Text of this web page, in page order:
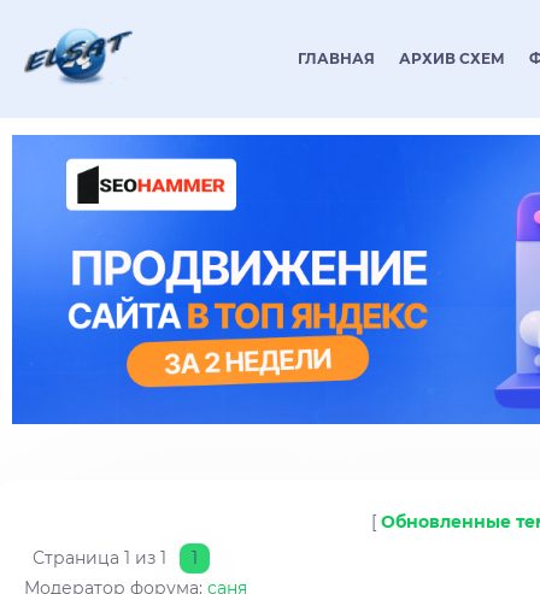
ГЛАВНАЯ АРХИВ СХЕМ
[ Обновленные
Страница 1 из 1
1
Модератор форума: саня